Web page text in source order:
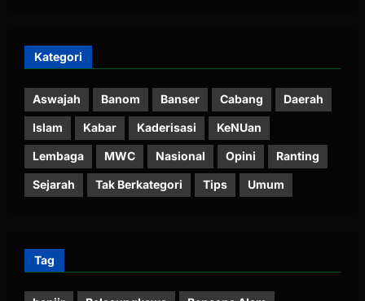
Kategori
Aswajah Banom Banser Cabang Daerah
Islam Kabar Kaderisasi KeNUan
Lembaga MWC Nasional Opini Ranting
Sejarah Tak Berkategori Tips Umum
Tag